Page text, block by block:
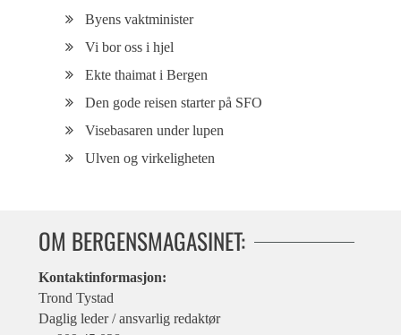
Byens vaktminister
Vi bor oss i hjel
Ekte thaimat i Bergen
Den gode reisen starter på SFO
Visebasaren under lupen
Ulven og virkeligheten
OM BERGENSMAGASINET:
Kontaktinformasjon:
Trond Tystad
Daglig leder / ansvarlig redaktør